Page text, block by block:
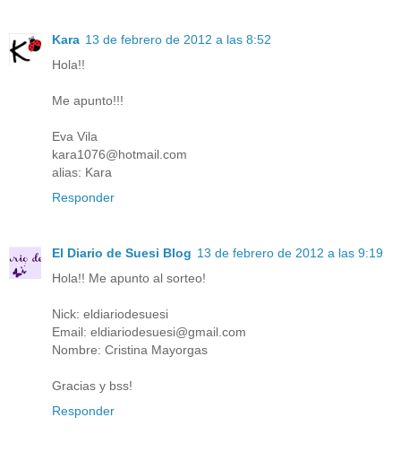
Kara 13 de febrero de 2012 a las 8:52
Hola!!
Me apunto!!!
Eva Vila
kara1076@hotmail.com
alias: Kara
Responder
El Diario de Suesi Blog 13 de febrero de 2012 a las 9:19
Hola!! Me apunto al sorteo!
Nick: eldiariodesuesi
Email: eldiariodesuesi@gmail.com
Nombre: Cristina Mayorgas
Gracias y bss!
Responder